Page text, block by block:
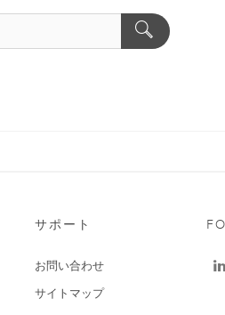
サポート
お問い合わせ
サイトマップ